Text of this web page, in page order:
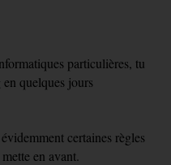
particulières, tu
quelques jours
certaines règles
en avant.